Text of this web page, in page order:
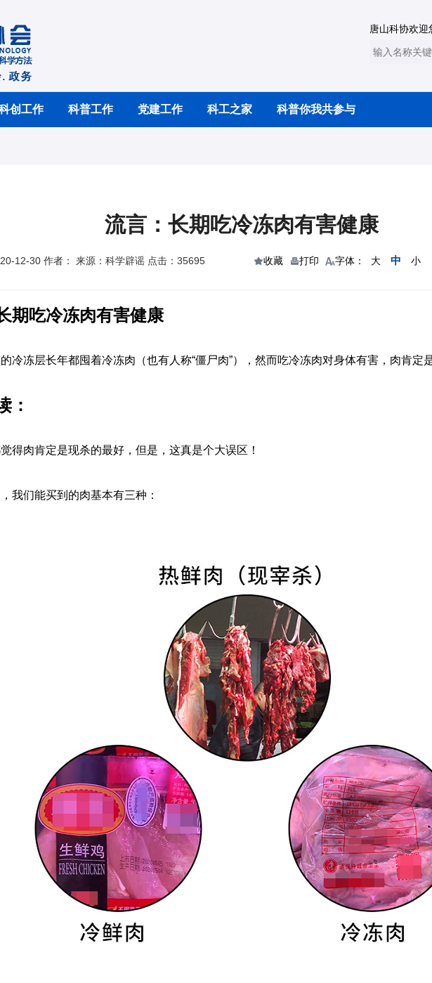
唐山科协欢迎
创工作 科普工作 党建工作 科工之家 科普你我共参与
流言：长期吃冷冻肉有害健康
12-30 作者： 来源：科学辟谣 点击：35695 收藏 打印 字体： 大 中 小
期吃冷冻肉有害健康
冷冻层长年都囤着冷冻肉（也有人称“僵尸肉”），然而吃冷冻肉对身体有害，肉肯定
：
得肉肯定是现杀的最好，但是，这真是个大误区！
我们能买到的肉基本有三种：